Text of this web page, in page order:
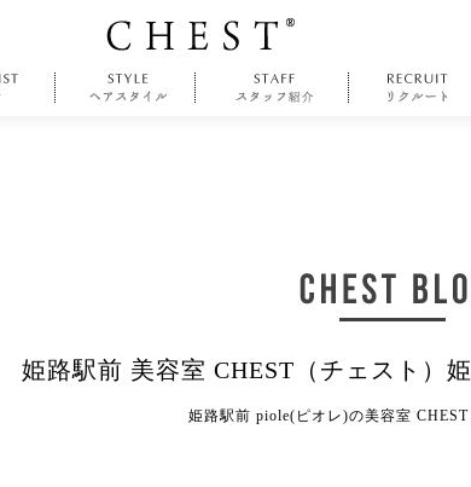
姫路駅前 美容室 CHEST（チェスト）
姫路駅前 piole(ピオレ)の美容室